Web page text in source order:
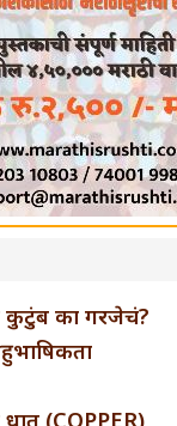
का गरजेचं?
(COPPER)